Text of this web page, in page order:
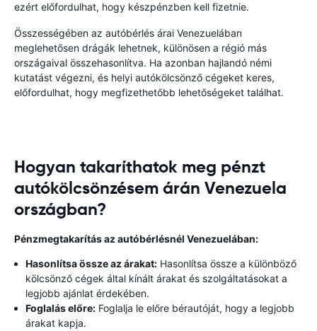
ezért előfordulhat, hogy készpénzben kell fizetnie.
Összességében az autóbérlés árai Venezuelában
meglehetősen drágák lehetnek, különösen a régió más
országaival összehasonlítva. Ha azonban hajlandó némi
kutatást végezni, és helyi autókölcsönző cégeket keres,
előfordulhat, hogy megfizethetőbb lehetőségeket találhat.
Hogyan takaríthatok meg pénzt
autókölcsönzésem árán Venezuela
országban?
Pénzmegtakarítás az autóbérlésnél Venezuelában:
Hasonlítsa össze az árakat: Hasonlítsa össze a különböző
kölcsönző cégek által kínált árakat és szolgáltatásokat a
legjobb ajánlat érdekében.
Foglalás előre: Foglalja le előre bérautóját, hogy a legjobb
árakat kapja.